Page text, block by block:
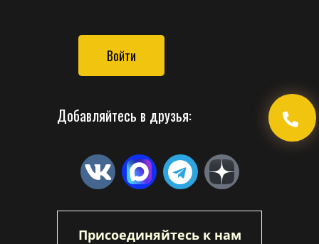
Войти
Добавляйтесь в друзья:
Присоединяйтесь к нам